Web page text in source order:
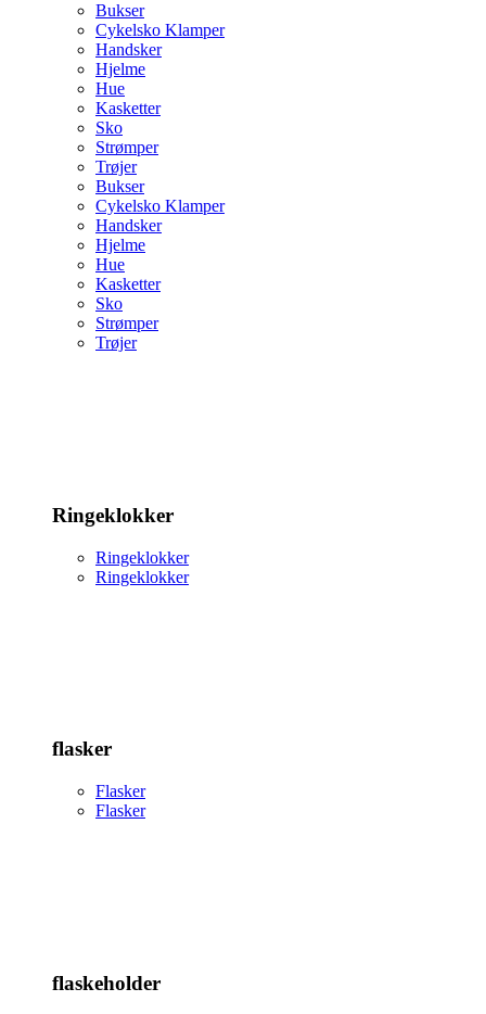
Bukser
Cykelsko Klamper
Handsker
Hjelme
Hue
Kasketter
Sko
Strømper
Trøjer
Bukser
Cykelsko Klamper
Handsker
Hjelme
Hue
Kasketter
Sko
Strømper
Trøjer
Ringeklokker
Ringeklokker
Ringeklokker
flasker
Flasker
Flasker
flaskeholder